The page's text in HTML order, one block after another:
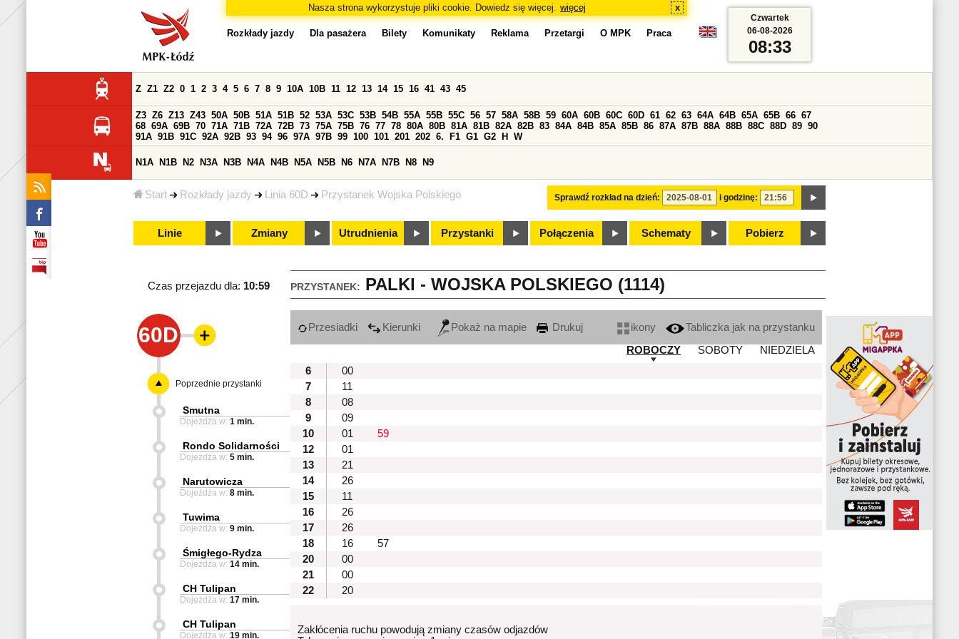
Nasza strona wykorzystuje pliki cookie. Dowiedz się więcej. więcej x
Start Rozkłady jazdy Linia 60D Przystanek Wojska Polskiego
Rozkłady jazdy Dla pasażera Bilety Komunikaty Reklama Przetargi O MPK Praca
Sprawdź rozkład na dzień: i godzinę:
Z Z1 Z2 0 1 2 3 4 5 6 7 8 9 10A 10B 11 12 13 14 15 16 41 43 45
Z3 Z6 Z13 Z43 50A 50B 51A 51B 52 53A 53C 53B 54B 55A 55B 55C 56 57 58A 58B 59 60A 60B 60C 60D 61 62 63 64A 64B 65A 65B 66 67
68 69A 69B 70 71A 71B 72A 72B 73 75A 75B 76 77 78 80A 80B 81A 81B 82A 82B 83 84A 84B 85A 85B 86 87A 87B 88A 88B 88C 88D 89 90
91A 91B 91C 92A 92B 93 94 96 97A 97B 99 100 101 201 202 6. F1 G1 G2 H W
N1A N1B N2 N3A N3B N4A N4B N5A N5B N6 N7A N7B N8 N9
Linie Zmiany Utrudnienia Przystanki Połączenia Schematy Pobierz
Czwartek
06-08-2026
08:33
PRZYSTANEK: PALKI - WOJSKA POLSKIEGO (1114)
Czas przejazdu dla: 10:59
60D Przesiadki Kierunki Pokaż na mapie Drukuj ikony
Tabliczka jak na przystanku
ROBOCZY
SOBOTY
NIEDZIELA
6
00
7
11
8
08
9
09
10
01
59
12
01
13
21
14
26
15
11
16
26
17
26
18
16
57
20
00
21
00
22
20
Zakłócenia ruchu powodują zmiany czasów odjazdów
Poprzednie przystanki
Smutna
Dojeżdża w: 1 min.
Rondo Solidarności
Dojeżdża w: 5 min.
Narutowicza
Dojeżdża w: 8 min.
Tuwima
Dojeżdża w: 9 min.
Śmigłego-Rydza
Dojeżdża w: 14 min.
CH Tulipan
Dojeżdża w: 17 min.
CH Tulipan
Dojeżdża w: 19 min.